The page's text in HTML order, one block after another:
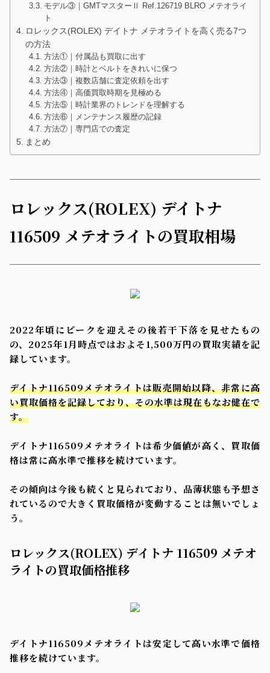
モデル③｜GMTマスターⅡ Ref.126719 BLRO メテオライ
ト
ロレックス(ROLEX) デイトナ メテオライトを高く売る7つ
の方法
方法①｜付属品も買取に出す
方法②｜時計とベルトをきれいに保つ
方法③｜複数店舗に査定依頼を出す
方法④｜高価買取時期を見極める
方法⑤｜時計業界のトレンドを理解する
方法⑥｜メンテナンス履歴の記録
方法⑦｜専門店での査定
まとめ
ロレックス(ROLEX) デイトナ
116509 メテオライトの買取相場
2022年頃にピークを迎えその後若干下落を見せたもの
の、2025年1月時点ではおよそ1,500万円の買取実績を記
録しています。
デイトナ116509メテオライトは販売開始以降、非常に高
い買取価格を記録しており、その水準は現在もなお健在で
す。
デイトナ116509メテオライトは希少価値が高く、買取価
格は常に高水準で推移を続けています。
その傾向は今後も続くと見られており、品薄状態も予想さ
れているので大きく買取価格が変動することは無いでしょ
う。
ロレックス(ROLEX) デイトナ 116509 メテオ
ライトの買取価格推移
デイトナ116509メテオライトは安定して高い水準で価格
推移を続けています。